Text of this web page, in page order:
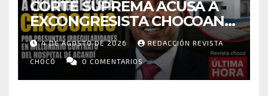
CORTE SUPREMA ACUSA A
EXCONGRESISTA CHOCOANO
POR PRESUNTAS
IRREGULARIDADES EN
MILLONARIO CONTRATO DEL
HOSPITAL DE ACANDÍ
4 DE AGOSTO DE 2026 REDACCIÓN REVISTA
CHOCÓ 0 COMENTARIOS